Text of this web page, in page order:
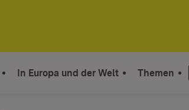
In Europa und der Welt Themen